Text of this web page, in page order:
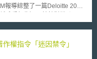
以利後方車輛得繼續行駛。
System）之所有
）或前開人員之組合式，必
車相關保險。
民之申請量減少10.8%，而國
15.2%，且中國就囊括約
針對中國大陸商標和專利申
成熟度進行調查分析，系爭報
資產（“hard-to-find”
等，通常缺乏管理的意識和
權指令「迷因禁令」